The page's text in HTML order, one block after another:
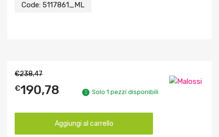
Code: 5117861_ML
€238,47
€190,78 Solo 1 pezzi disponibili
Aggiungi al carrello